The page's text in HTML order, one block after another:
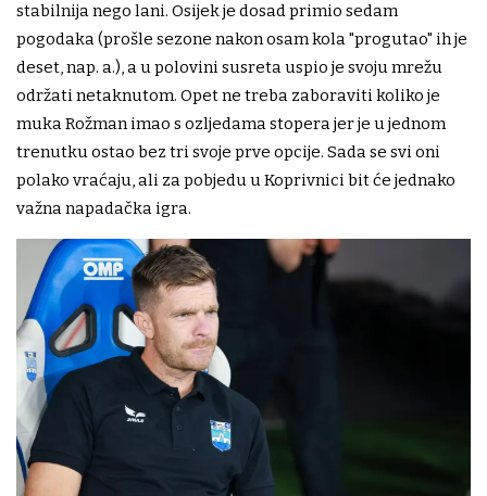
stabilnija nego lani. Osijek je dosad primio sedam
pogodaka (prošle sezone nakon osam kola "progutao" ih je
deset, nap. a.), a u polovini susreta uspio je svoju mrežu
održati netaknutom. Opet ne treba zaboraviti koliko je
muka Rožman imao s ozljedama stopera jer je u jednom
trenutku ostao bez tri svoje prve opcije. Sada se svi oni
polako vraćaju, ali za pobjedu u Koprivnici bit će jednako
važna napadačka igra.